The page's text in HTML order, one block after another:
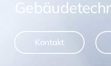
Kontakt